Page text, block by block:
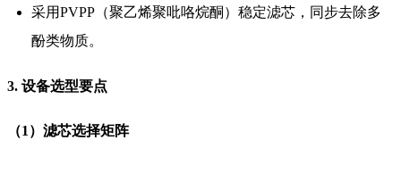
采用PVPP（聚乙烯聚吡咯烷酮）稳定滤芯，同步去除多
酚类物质。
3. 设备选型要点
（1）滤芯选择矩阵